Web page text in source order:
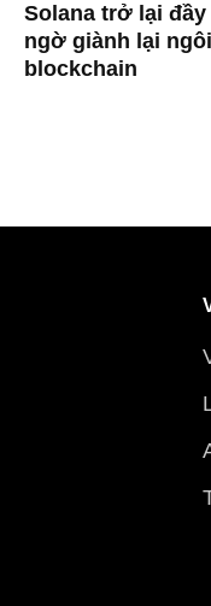
Solana trở lại
ngờ giành lại
blockchain